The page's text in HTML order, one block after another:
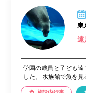
東
遠
学園の職員と子ども達
した。 水族館で魚を